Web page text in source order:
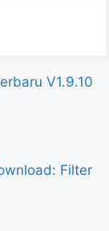
V1.9.10
Filter